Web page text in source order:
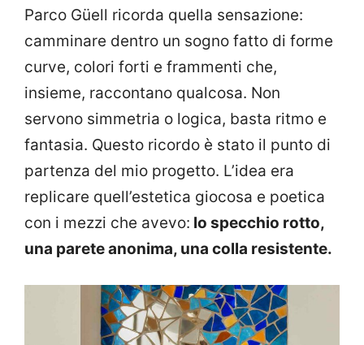
Parco Güell ricorda quella sensazione:
camminare dentro un sogno fatto di forme
curve, colori forti e frammenti che,
insieme, raccontano qualcosa. Non
servono simmetria o logica, basta ritmo e
fantasia. Questo ricordo è stato il punto di
partenza del mio progetto. L’idea era
replicare quell’estetica giocosa e poetica
con i mezzi che avevo: lo specchio rotto,
una parete anonima, una colla resistente.